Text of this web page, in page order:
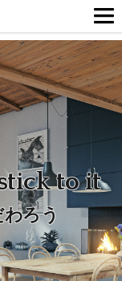
to it
ろう